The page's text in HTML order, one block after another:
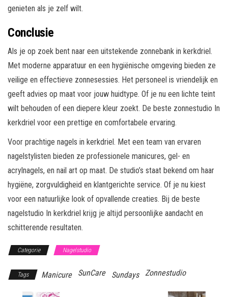
genieten als je zelf wilt.
Conclusie
Als je op zoek bent naar een uitstekende zonnebank in kerkdriel.
Met moderne apparatuur en een hygiënische omgeving bieden ze
veilige en effectieve zonnesessies. Het personeel is vriendelijk en
geeft advies op maat voor jouw huidtype. Of je nu een lichte teint
wilt behouden of een diepere kleur zoekt. De beste zonnestudio In
kerkdriel voor een prettige en comfortabele ervaring.
Voor prachtige nagels in kerkdriel. Met een team van ervaren
nagelstylisten bieden ze professionele manicures, gel- en
acrylnagels, en nail art op maat. De studio’s staat bekend om haar
hygiëne, zorgvuldigheid en klantgerichte service. Of je nu kiest
voor een natuurlijke look of opvallende creaties. Bij de beste
nagelstudio In kerkdriel krijg je altijd persoonlijke aandacht en
schitterende resultaten.
Categorie Nagelstudio
Tags Manicure SunCare Sundays Zonnestudio